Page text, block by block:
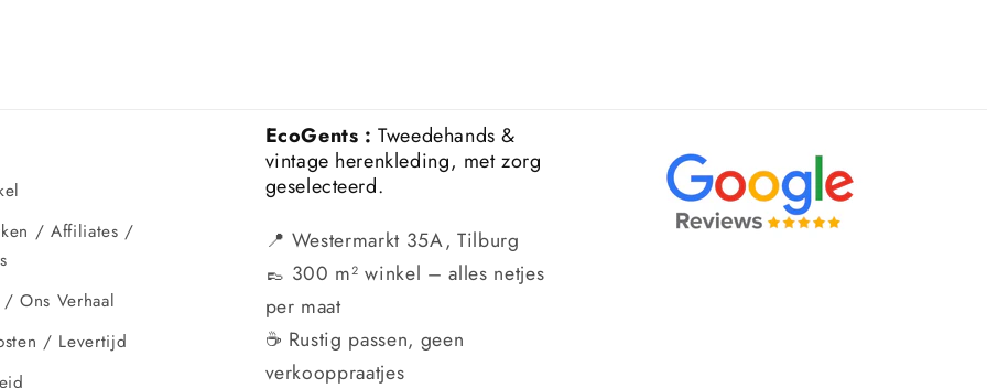
/ Affiliates /
Ons Verhaal
/ Levertijd
EcoGents :Tweedehands &
vintage herenkleding, met zorg
geselecteerd.
📍 Westermarkt 35A, Tilburg
👞 300 m² winkel – alles netjes
per maat
☕ Rustig passen, geen
verkooppraatjes